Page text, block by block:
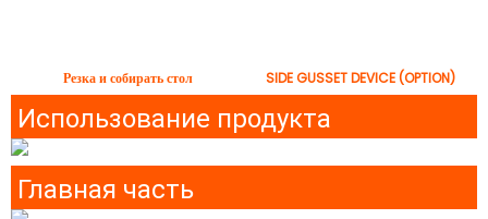
Резка и собирать стол SIDE GUSSET DEVICE (OPTION)
Использование продукта
Главная часть